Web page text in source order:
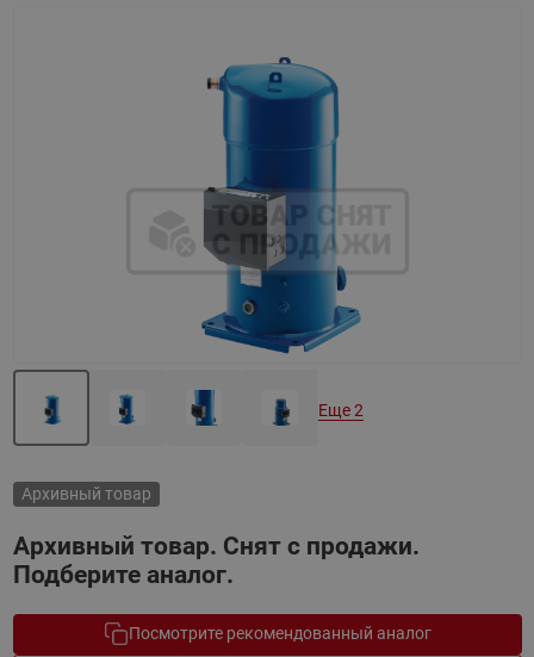
Архивный товар
Архивный товар. Снят с продажи.
Подберите аналог.
Посмотрите рекомендованный аналог
Еще 2